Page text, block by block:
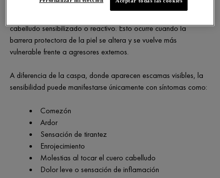
cabelludo sensibilizado o reactivo. Esto ocurre cuando la
barrera protectora de la piel se altera y se vuelve más
vulnerable frente a agresores externos.
A diferencia de la caspa, donde aparecen escamas visibles, la
sensibilidad puede manifestarse únicamente con síntomas como:
Comezón
Ardor
Sensación de tirantez
Enrojecimiento
Molestias al tocar el cuero cabelludo
Dolor leve o sensación de inflamación